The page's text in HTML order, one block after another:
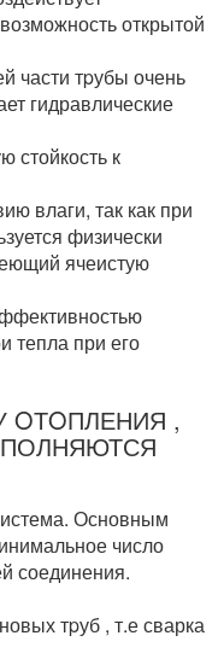
открытой
части тpубы очень
гидравлические
стойкость к
влаги, так как при
физически
ячеистую
тепла при его
,
Основным
число
соединения.
тpуб , т.е сварка